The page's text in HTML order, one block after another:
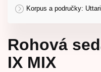
Korpus a područky:
Rohová
IX MIX